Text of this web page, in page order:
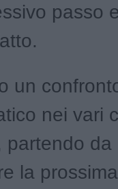
passo
un
nei vari
partendo
la